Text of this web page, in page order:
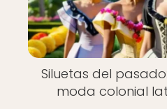
Siluetas del
moda colonial